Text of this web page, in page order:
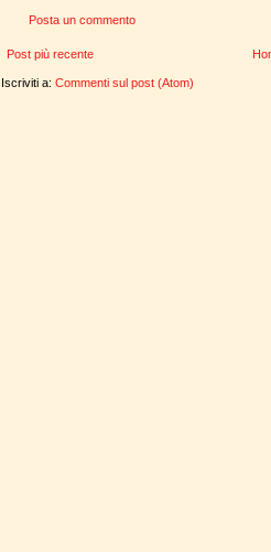
Posta un commento
Post più recente
Iscriviti a: Commenti sul post (Atom)